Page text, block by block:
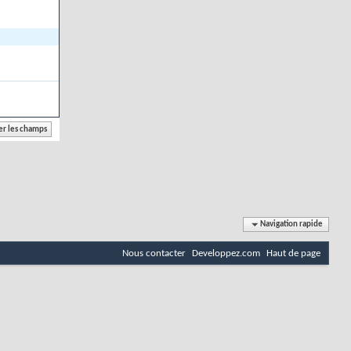
Navigation rapide
Nous contacter Developpez.com Haut de page